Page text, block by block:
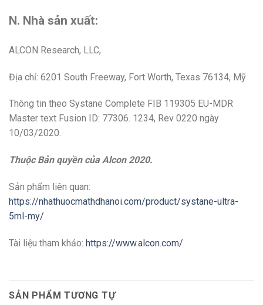
N. Nhà sản xuất:
ALCON Research, LLC,
Địa chỉ: 6201 South Freeway, Fort Worth, Texas 76134, Mỹ
Thông tin theo Systane Complete FIB 119305 EU-MDR
Master text Fusion ID: 77306. 1234, Rev 0220 ngày
10/03/2020.
Thuộc Bản quyền của Alcon 2020.
Sản phẩm liên quan:
https://nhathuocmathdhanoi.com/product/systane-ultra-
5ml-my/
Tài liệu tham khảo: https://www.alcon.com/
SẢN PHẨM TƯƠNG TỰ